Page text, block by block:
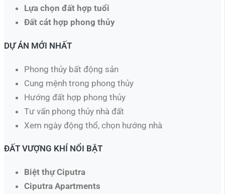
Lựa chọn đất hợp tuổi
Đất cát hợp phong thủy
DỰ ÁN MỚI NHẤT
Phong thủy bất động sản
Cung mệnh trong phong thủy
Hướng đất hợp phong thủy
Tư vấn phong thủy nhà đất
Xem ngày động thổ, chọn hướng nhà​
ĐẤT VƯỢNG KHÍ NỔI BẬT
Biệt thự Ciputra
Ciputra Apartments